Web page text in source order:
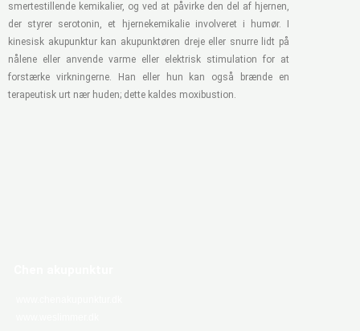
smertestillende kemikalier, og ved at påvirke den del af hjernen,
der styrer serotonin, et hjernekemikalie involveret i humør. I
kinesisk akupunktur kan akupunktøren dreje eller snurre lidt på
nålene eller anvende varme eller elektrisk stimulation for at
forstærke virkningerne. Han eller hun kan også brænde en
terapeutisk urt nær huden; dette kaldes moxibustion.